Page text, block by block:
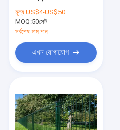
মূল্য:US$4-US$50
MOQ:50সেট
সর্বশেষ দাম পান
এখন যোগাযোগ